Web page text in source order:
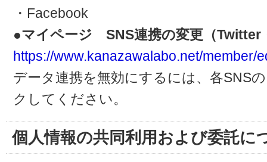
・Facebook
●マイページ SNS連携の変更（Twitter
https://www.kanazawalabo.net/member/
データ連携を無効にするには、各SNS
クしてください。
個人情報の共同利用および委託に